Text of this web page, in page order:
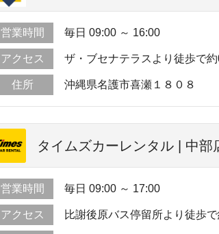
営業時間 毎日 09:00 ～ 16:00
アクセス ザ・ブセナテラスより徒歩で約
住所 沖縄県名護市喜瀬１８０８
タイムズカーレンタル | 中部
営業時間 毎日 09:00 ～ 17:00
アクセス 比謝後原バス停留所より徒歩で